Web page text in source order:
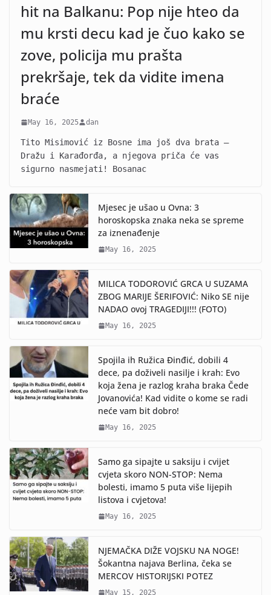
hit na Balkanu: Pop nije hteo da
mu krsti decu kad je čuo kako se
zove, policija mu prašta
prekršaje, tek da vidite imena
braće
May 16, 2025 dan
Tito Misimović iz Bosne ima još dva brata –
Dražu i Karađorđa, a njegova priča će vas
sigurno nasmejati! Bosanac
Mjesec je ušao u Ovna: 3
horoskopska znaka neka se spreme
za iznenađenje
May 16, 2025
MILICA TODOROVIĆ GRCA U SUZAMA
ZBOG MARIJE ŠERIFOVIĆ: Niko SE nije
NADAO ovoj TRAGEDIJI!!! (FOTO)
May 16, 2025
Spojila ih Ružica Đinđić, dobili 4
dece, pa doživeli nasilje i krah: Evo
koja žena je razlog kraha braka Čede
Jovanovića! Kad vidite o kome se radi
neće vam bit dobro!
May 16, 2025
Samo ga sipajte u saksiju i cvijet
cvjeta skoro NON-STOP: Nema
bolesti, imamo 5 puta više lijepih
listova i cvjetova!
May 16, 2025
NJEMAČKA DIŽE VOJSKU NA NOGE!
Šokantna najava Berlina, čeka se
MERCOV HISTORIJSKI POTEZ
May 15, 2025